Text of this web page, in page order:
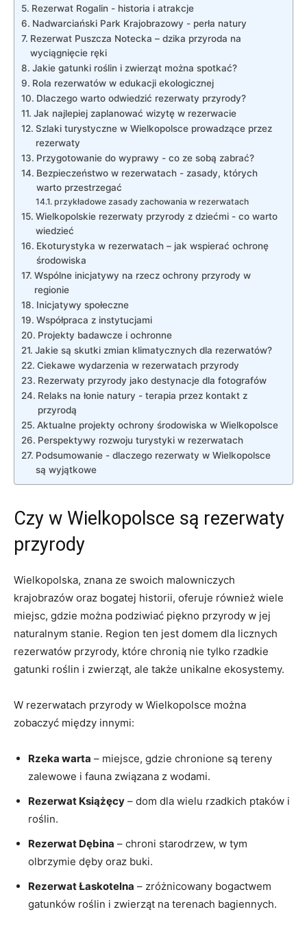
Rezerwat ⁣Rogalin ⁤- historia i atrakcje
Nadwarciański⁤ Park Krajobrazowy -‌ perła natury
Rezerwat Puszcza‌ Notecka – dzika przyroda na
wyciągnięcie ręki
Jakie gatunki roślin⁤ i ‍zwierząt można spotkać?
Rola​ rezerwatów‍ w ⁤edukacji‍ ekologicznej
Dlaczego warto‌ odwiedzić rezerwaty przyrody?
Jak ⁣najlepiej zaplanować⁤ wizytę w‌ rezerwacie
Szlaki ⁣turystyczne w Wielkopolsce prowadzące przez
rezerwaty
Przygotowanie do ‍wyprawy -‍ co ze sobą ‍zabrać?
Bezpieczeństwo w⁣ rezerwatach ​- ‍zasady,​ których
‌warto przestrzegać
przykładowe zasady zachowania w rezerwatach
Wielkopolskie rezerwaty przyrody z dziećmi ⁢- co warto
wiedzieć
Ekoturystyka w rezerwatach – jak wspierać ‌ochronę‌
środowiska
Wspólne inicjatywy‍ na rzecz ochrony przyrody⁢ w‌
regionie
Inicjatywy społeczne
Współpraca z instytucjami
Projekty badawcze‌ i​ ochronne
Jakie są skutki zmian klimatycznych dla ⁤rezerwatów?
Ciekawe wydarzenia w rezerwatach przyrody
Rezerwaty przyrody jako destynacje dla fotografów
Relaks na łonie natury ⁤- terapia przez kontakt z
przyrodą
Aktualne projekty ochrony​ środowiska‍ w Wielkopolsce
Perspektywy rozwoju ‌turystyki w rezerwatach
Podsumowanie ⁢- dlaczego rezerwaty ‌w ⁢Wielkopolsce
są wyjątkowe
Czy w Wielkopolsce są rezerwaty
przyrody
Wielkopolska, znana ze​ swoich malowniczych
krajobrazów oraz ⁤bogatej historii, ‍oferuje ​również wiele
miejsc, gdzie można podziwiać piękno‍ przyrody‌ w jej
naturalnym stanie. Region ten jest domem dla licznych
rezerwatów przyrody,‍ które chronią nie⁣ tylko rzadkie
gatunki roślin i zwierząt,⁣ ale także unikalne ekosystemy.
W rezerwatach przyrody w ⁣Wielkopolsce można
zobaczyć ⁢między innymi:
Rzeka warta – miejsce, gdzie chronione ‌są tereny
zalewowe i fauna związana z‌ wodami.
Rezerwat Książęcy – dom dla wielu⁢ rzadkich ptaków i
roślin.
Rezerwat Dębina – chroni starodrzew, w ⁢tym ​
olbrzymie ‌dęby oraz buki.
Rezerwat Łaskotelna – zróżnicowany bogactwem
⁢gatunków roślin i zwierząt na terenach bagiennych.